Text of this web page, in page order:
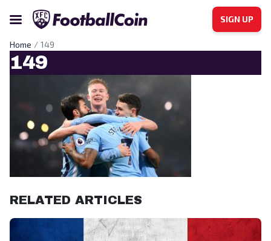
SIGN UP
Home 149
149
RELATED ARTICLES